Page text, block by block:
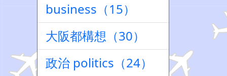
business（15）
大阪都構想（30）
政治 politics（24）